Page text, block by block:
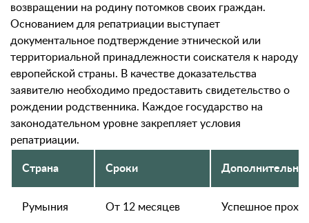
возвращении на родину потомков своих граждан.
Основанием для репатриации выступает
документальное подтверждение этнической или
территориальной принадлежности соискателя к народу
европейской страны. В качестве доказательства
заявителю необходимо предоставить свидетельство о
рождении родственника. Каждое государство на
законодательном уровне закрепляет условия
репатриации.
Страна Сроки
Румыния От 12 месяцев Успешное